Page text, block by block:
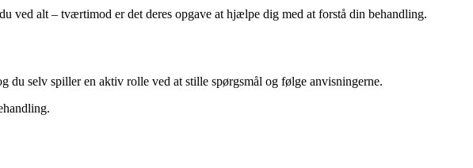
ved alt – tværtimod er det deres opgave at hjælpe dig med at forstå din behandling.
du selv spiller en aktiv rolle ved at stille spørgsmål og følge anvisningerne.